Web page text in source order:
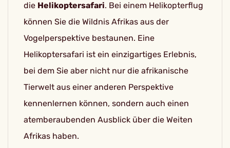
die Helikoptersafari. Bei einem Helikopterflug
können Sie die Wildnis Afrikas aus der
Vogelperspektive bestaunen. Eine
Helikoptersafari ist ein einzigartiges Erlebnis,
bei dem Sie aber nicht nur die afrikanische
Tierwelt aus einer anderen Perspektive
kennenlernen können, sondern auch einen
atemberaubenden Ausblick über die Weiten
Afrikas haben.